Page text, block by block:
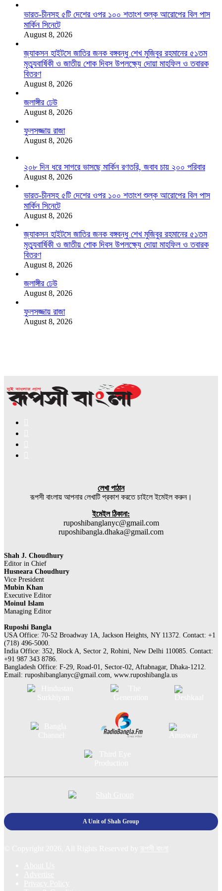
ভারত-চীনসহ ৫টি দেশের ওপর ১০০ শতাংশ শুল্ক আরোপের বিল পাস
মার্কিন সিনেটে
August 8, 2026
জ্যাকসন হাইটসে জাতির জনক বঙ্গবন্ধু শেখ মুজিবুর রহমানের ৫১তম
মৃত্যুবার্ষিকী ও জাতীয় শোক দিবস উপলক্ষ্যে দোয়া মাহফিল ও তবারক
বিতরণ
August 8, 2026
জলাঙ্গীর ঢেউ
August 8, 2026
ফুলসজ্জায় রাজা
August 8, 2026
২০৮ দিন ধরে সাগরে ভাসছে মার্কিন রণতরি, জবাব চায় ২০০ পরিবার
August 8, 2026
ভারত-চীনসহ ৫টি দেশের ওপর ১০০ শতাংশ শুল্ক আরোপের বিল পাস
মার্কিন সিনেটে
August 8, 2026
জ্যাকসন হাইটসে জাতির জনক বঙ্গবন্ধু শেখ মুজিবুর রহমানের ৫১তম
মৃত্যুবার্ষিকী ও জাতীয় শোক দিবস উপলক্ষ্যে দোয়া মাহফিল ও তবারক
বিতরণ
August 8, 2026
জলাঙ্গীর ঢেউ
August 8, 2026
ফুলসজ্জায় রাজা
August 8, 2026
লেখা পাঠান
রূপসী বাংলায় আপনার লেখাটি প্রকাশ করতে চাইলে ইমেইল করুন।
ইমেইল ঠিকানা:
ruposhibanglanyc@gmail.com
ruposhibangla.dhaka@gmail.com
Shah J. Choudhury
Editor in Chief
Husneara Choudhury
Vice President
Mubin Khan
Executive Editor
Moinul Islam
Managing Editor
Ruposhi Bangla
USA Office: 70-52 Broadway 1A, Jackson Heights, NY 11372. Contact:‭ +1
(718) 496-5000.
India Office: 352, Block A, Sector 2, Rohini, New Delhi 110085. Contact:
+91 987 343 8786.
Bangladesh Office: F-29, Road-01, Sector-02, Aftabnagar, Dhaka-1212.
Email: ruposhibanglanyc@gmail.com, www.ruposhibangla.us
A Unit of Shah Group